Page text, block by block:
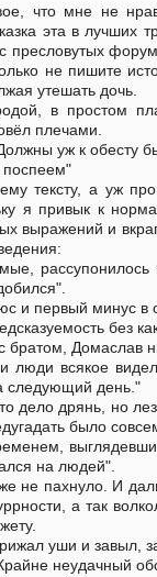
что мне не
эта в лучших
пресловутых
не пишите
утешать дочь.
в простом
плечами.
уж к обесту
поспеем"
тексту, а уж
я привык к
выражений и
и первый минус в
без
братом, Домаслав
люди всякое
следующий день."
дело дрянь, но
было
на людей".
не пахнуло. И
а так
уши и завыл,
неудачный